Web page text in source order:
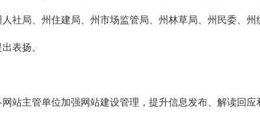
社局、州住建局、州市场监管局、州林草局、州民委、
表扬。
站主管单位加强网站建设管理，提升信息发布、解读回